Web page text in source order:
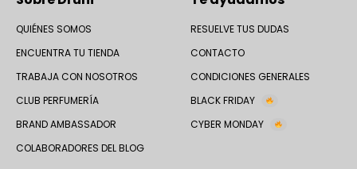
QUIÉNES SOMOS
ENCUENTRA TU TIENDA
TRABAJA CON NOSOTROS
CLUB PERFUMERÍA
BRAND AMBASSADOR
COLABORADORES DEL BLOG
RESUELVE TUS DUDAS
CONTACTO
CONDICIONES GENERALES
BLACK FRIDAY
CYBER MONDAY